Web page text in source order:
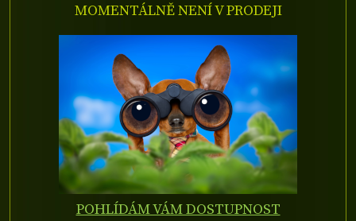
MOMENTÁLNĚ NENÍ V PRODEJI
POHLÍDÁM VÁM DOSTUPNOST